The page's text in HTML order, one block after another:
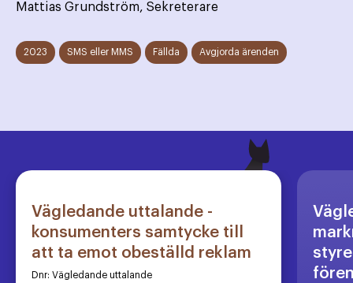
Mattias Grundström, Sekreterare
2023 SMS eller MMS Fällda Avgjorda ärenden
Vägledande uttalande -
konsumenters samtycke till
att ta emot obeställd reklam
Dnr: Vägledande uttalande